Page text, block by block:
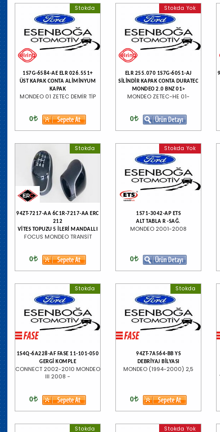
Stokda
1S7G-6584-AE ELR 026.551+
ÜST KAPAK CONTA ALİMİNYUM
KAPAK
MONDEO 01 ZETEC DEMİR TİP
0
Stokda Yok
ELR 255.070 1S7G-6051-AJ
SİLİNDİR KAPAK CONTA DURATEC
MONDEO 2.0 BNZ 01>
MONDEO ZETEC-HE 01-
0
Stokda
94ZT-7217-AA 6C1R-7217-AA ERC
212
VİTES TOPUZU 5 İLERİ MANDALLI
FOCUS MONDEO TRANSİT
0
Stokda Yok
1S71-3042-AP ETS
ALT TABLA R -SAĞ.
MONDEO 2001-2008
0
Stokda
1S4Q-6A228-AF FASE 11-101-050
GERGİ KOMPLE
CONNECT 2002-2010 MONDEO
III 2008 -
0
Stokda
94ZT-7A564-BB YS
DEBRİYAJ BİLYASI
MONDEO (1994-2000) 2,5
0
Stokda Stokda Yok